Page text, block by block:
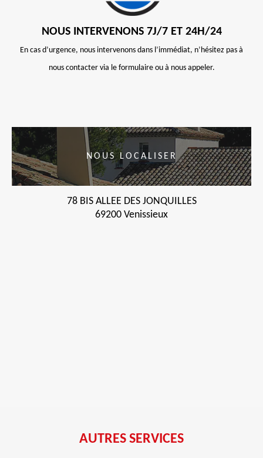
NOUS INTERVENONS 7J/7 ET 24H/24
En cas d’urgence, nous intervenons dans l’immédiat, n’hésitez pas à
nous contacter via le formulaire ou à nous appeler.
NOUS LOCALISER
78 BIS ALLEE DES JONQUILLES
69200 Venissieux
AUTRES SERVICES